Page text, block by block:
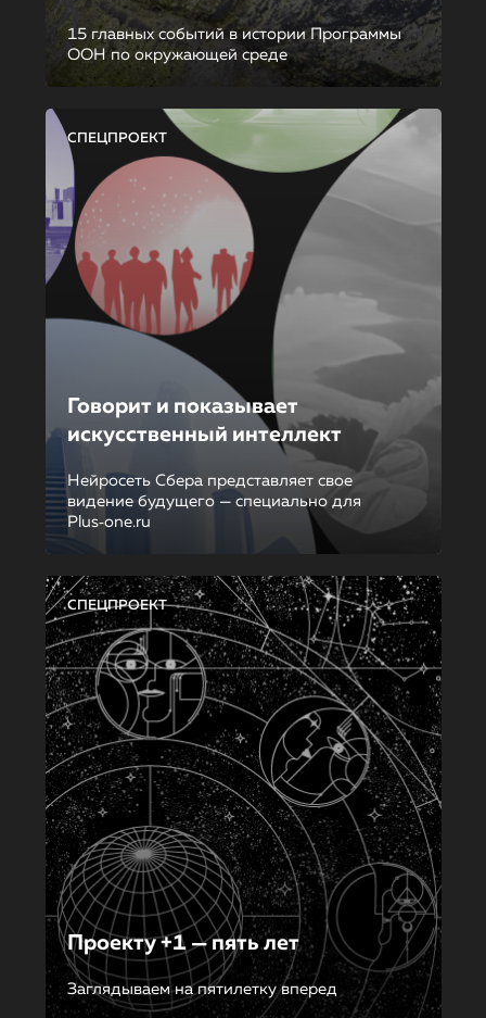
15 главных событий в истории Программы
ООН по окружающей среде
СПЕЦПРОЕКТ
Говорит и показывает
искусственный интеллект
Нейросеть Сбера представляет свое
видение будущего — специально для
Plus‑one.ru
СПЕЦПРОЕКТ
Проекту +1 — пять лет
Заглядываем на пятилетку вперед